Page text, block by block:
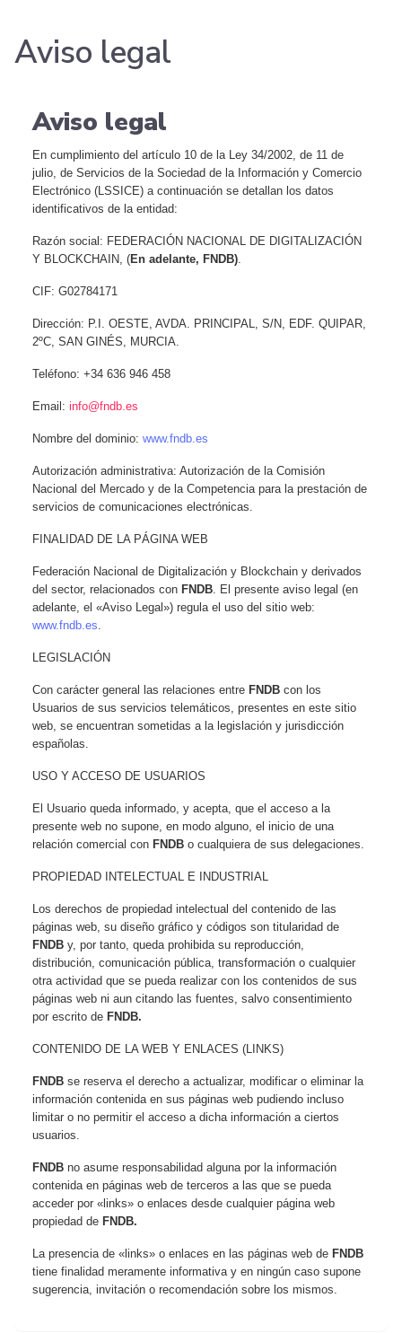
Aviso legal
Aviso legal
En cumplimiento del artículo 10 de la Ley 34/2002, de 11 de
julio, de Servicios de la Sociedad de la Información y Comercio
Electrónico (LSSICE) a continuación se detallan los datos
identificativos de la entidad:
Razón social: FEDERACIÓN NACIONAL DE DIGITALIZACIÓN
Y BLOCKCHAIN, (En adelante, FNDB).
CIF: G02784171
Dirección: P.I. OESTE, AVDA. PRINCIPAL, S/N, EDF. QUIPAR,
2ºC, SAN GINÉS, MURCIA.
Teléfono: +34 636 946 458
Email: info@fndb.es
Nombre del dominio: www.fndb.es
Autorización administrativa: Autorización de la Comisión
Nacional del Mercado y de la Competencia para la prestación de
servicios de comunicaciones electrónicas.
FINALIDAD DE LA PÁGINA WEB
Federación Nacional de Digitalización y Blockchain y derivados
del sector, relacionados con FNDB. El presente aviso legal (en
adelante, el «Aviso Legal») regula el uso del sitio web:
www.fndb.es.
LEGISLACIÓN
Con carácter general las relaciones entre FNDB con los
Usuarios de sus servicios telemáticos, presentes en este sitio
web, se encuentran sometidas a la legislación y jurisdicción
españolas.
USO Y ACCESO DE USUARIOS
El Usuario queda informado, y acepta, que el acceso a la
presente web no supone, en modo alguno, el inicio de una
relación comercial con FNDB o cualquiera de sus delegaciones.
PROPIEDAD INTELECTUAL E INDUSTRIAL
Los derechos de propiedad intelectual del contenido de las
páginas web, su diseño gráfico y códigos son titularidad de
FNDB y, por tanto, queda prohibida su reproducción,
distribución, comunicación pública, transformación o cualquier
otra actividad que se pueda realizar con los contenidos de sus
páginas web ni aun citando las fuentes, salvo consentimiento
por escrito de FNDB.
CONTENIDO DE LA WEB Y ENLACES (LINKS)
FNDB se reserva el derecho a actualizar, modificar o eliminar la
información contenida en sus páginas web pudiendo incluso
limitar o no permitir el acceso a dicha información a ciertos
usuarios.
FNDB no asume responsabilidad alguna por la información
contenida en páginas web de terceros a las que se pueda
acceder por «links» o enlaces desde cualquier página web
propiedad de FNDB.
La presencia de «links» o enlaces en las páginas web de FNDB
tiene finalidad meramente informativa y en ningún caso supone
sugerencia, invitación o recomendación sobre los mismos.